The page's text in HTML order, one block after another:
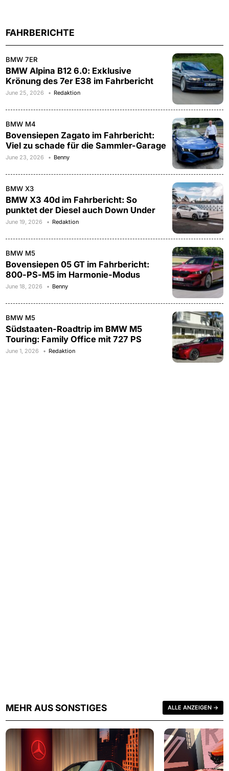
FAHRBERICHTE
BMW 7ER
BMW Alpina B12 6.0: Exklusive
Krönung des 7er E38 im Fahrbericht
June 25, 2026 Redaktion
BMW M4
Bovensiepen Zagato im Fahrbericht:
Viel zu schade für die Sammler-Garage
June 23, 2026 Benny
BMW X3
BMW X3 40d im Fahrbericht: So
punktet der Diesel auch Down Under
June 19, 2026 Redaktion
BMW M5
Bovensiepen 05 GT im Fahrbericht:
800-PS-M5 im Harmonie-Modus
June 18, 2026 Benny
BMW M5
Südstaaten-Roadtrip im BMW M5
Touring: Family Office mit 727 PS
June 1, 2026 Redaktion
MEHR AUS SONSTIGES ALLE ANZEIGEN →